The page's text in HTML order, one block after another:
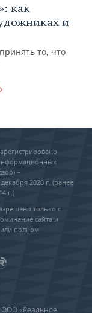
как
и
то, что
–
2020 г. (ранее
г.)
только с
сайта и
полном
ООО «Реальное